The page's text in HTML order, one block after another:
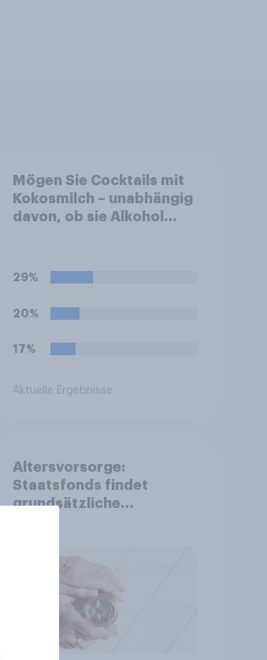
Mögen Sie Cocktails mit
Kokosmilch – unabhängig
davon, ob sie Alkohol
29%
20%
17%
Aktuelle Ergebnisse
Altersvorsorge:
Staatsfonds findet
grundsätzliche
entscheiden über die